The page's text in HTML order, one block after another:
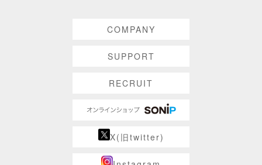
COMPANY
SUPPORT
RECRUIT
X(旧twitter)